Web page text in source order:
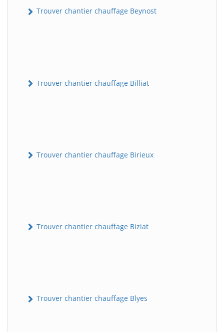
Trouver chantier chauffage Beynost
Trouver chantier chauffage Billiat
Trouver chantier chauffage Birieux
Trouver chantier chauffage Biziat
Trouver chantier chauffage Blyes